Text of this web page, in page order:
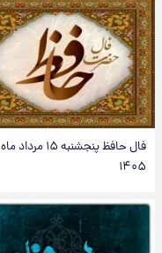
فال حافظ پنجشنبه ۱۵ مرداد ماه
۱۴۰۵